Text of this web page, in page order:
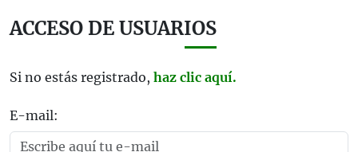
ACCESO DE USUARIOS
Si no estás registrado, haz clic aquí.
E-mail: